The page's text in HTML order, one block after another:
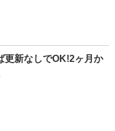
更新なしでOK!2ヶ月か